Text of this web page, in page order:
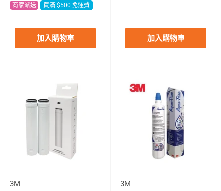
商家派送 買滿 $500 免運費
加入購物車 加入購物車
3M
3M